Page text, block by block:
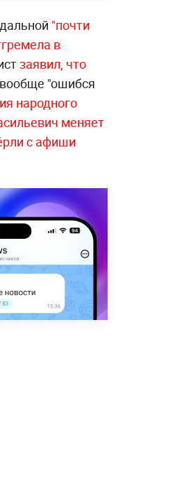
"почти
в
заявил, что
"ошибся
народного
меняет
с афиши